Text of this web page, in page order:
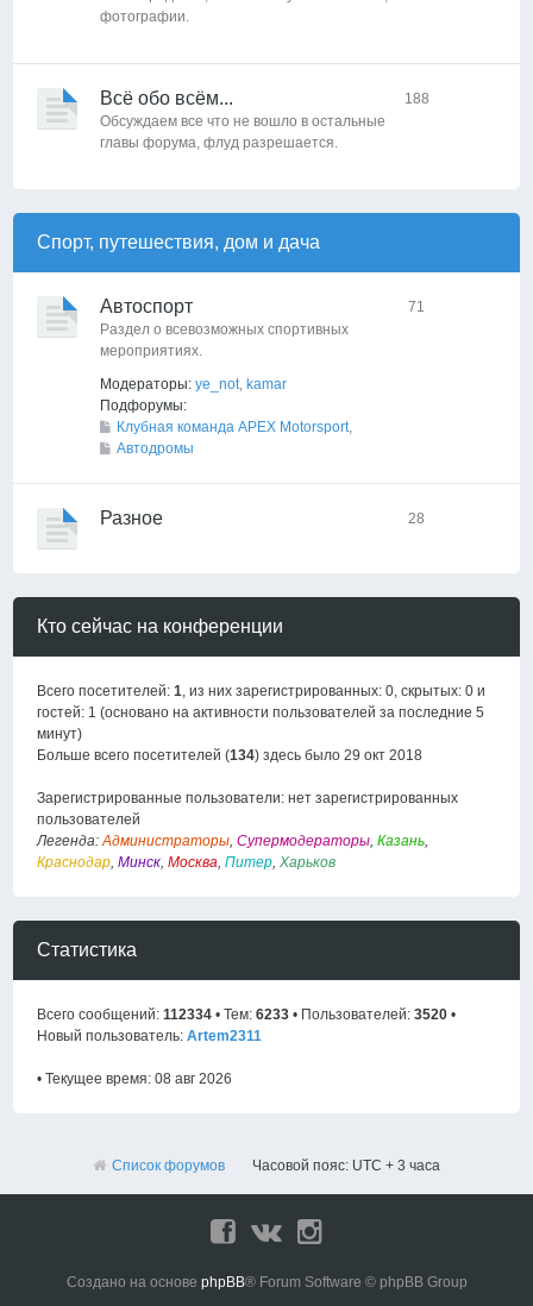
фотографии.
Всё обо всём...
Обсуждаем все что не вошло в остальные
главы форума, флуд разрешается.
188
Спорт, путешествия, дом и дача
Автоспорт
Раздел о всевозможных спортивных
мероприятиях.
Модераторы: ye_not, kamar
Подфорумы:
Клубная команда APEX Motorsport,
Автодромы
71
Разное 28
Кто сейчас на конференции
Всего посетителей:1, из них зарегистрированных: 0, скрытых: 0 и
гостей: 1 (основано на активности пользователей за последние 5
минут)
Больше всего посетителей (134) здесь было 29 окт 2018
Зарегистрированные пользователи: нет зарегистрированных
пользователей
Легенда:Администраторы,Супермодераторы,Казань,
Краснодар,Минск,Москва,Питер,Харьков
Статистика
Всего сообщений:112334 • Тем:6233 • Пользователей:3520 •
Новый пользователь:Artem2311
• Текущее время: 08 авг 2026
Список форумов Часовой пояс: UTC + 3 часа
Создано на основе phpBB® Forum Software © phpBB Group